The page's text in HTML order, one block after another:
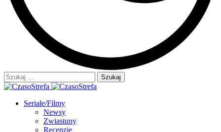
Szukaj:
Seriale/Filmy
Newsy
Zwiastuny
Recenzje